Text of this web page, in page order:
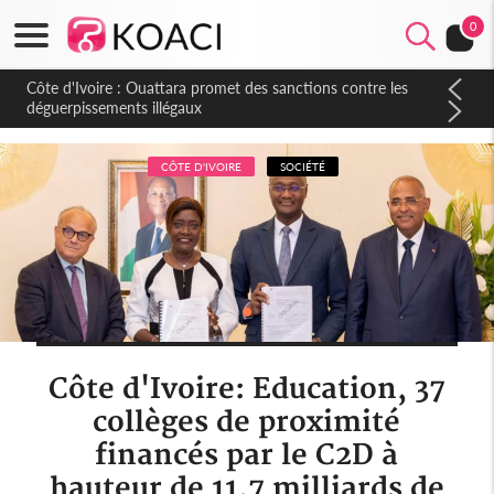
0
Côte d'Ivoire : Ouattara promet des sanctions contre les
déguerpissements illégaux
CÔTE D'IVOIRE SOCIÉTÉ
Côte d'Ivoire: Education, 37
collèges de proximité
financés par le C2D à